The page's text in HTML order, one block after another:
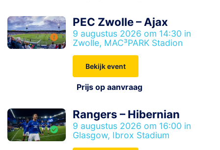
PEC Zwolle – Ajax
9 augustus 2026 om 14:30 in
Zwolle, MAC³PARK Stadion
Bekijk event
Prijs op aanvraag
Rangers – Hibernian
9 augustus 2026 om 16:00 in
Glasgow, Ibrox Stadium